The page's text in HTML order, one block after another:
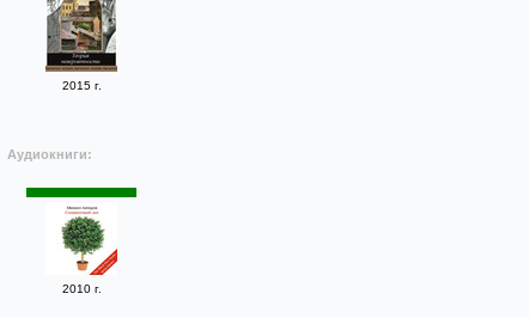
2015 г.
Аудиокниги:
2010 г.